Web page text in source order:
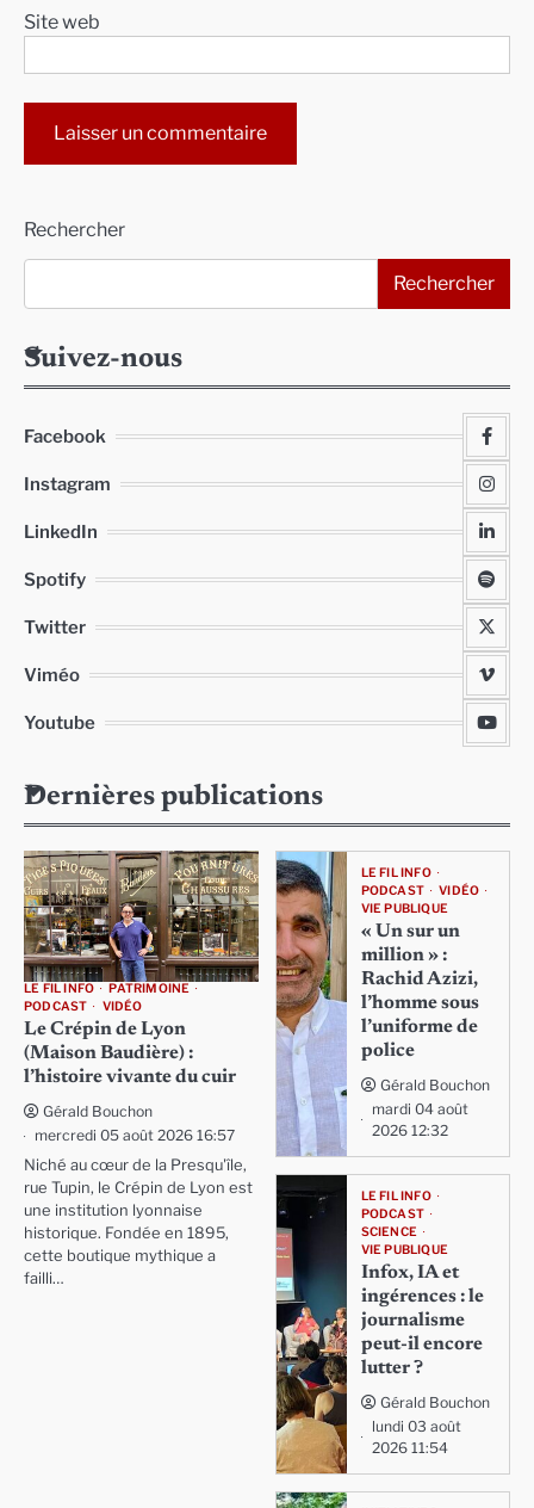
Site web
Rechercher
Rechercher
Suivez-nous
Facebook
Instagram
LinkedIn
Spotify
Twitter
Viméo
Youtube
Dernières publications
LE FIL INFO
PATRIMOINE
PODCAST
VIDÉO
Le Crépin de Lyon
(Maison Baudière) :
l’histoire vivante du cuir
Gérald Bouchon
mercredi 05 août 2026 16:57
Niché au cœur de la Presqu'île,
rue Tupin, le Crépin de Lyon est
une institution lyonnaise
historique. Fondée en 1895,
cette boutique mythique a
failli…
LE FIL INFO
PODCAST
VIDÉO
VIE PUBLIQUE
« Un sur un
million » :
Rachid Azizi,
l’homme sous
l’uniforme de
police
Gérald Bouchon
mardi 04 août
2026 12:32
LE FIL INFO
PODCAST
SCIENCE
VIE PUBLIQUE
Infox, IA et
ingérences : le
journalisme
peut-il encore
lutter ?
Gérald Bouchon
lundi 03 août
2026 11:54